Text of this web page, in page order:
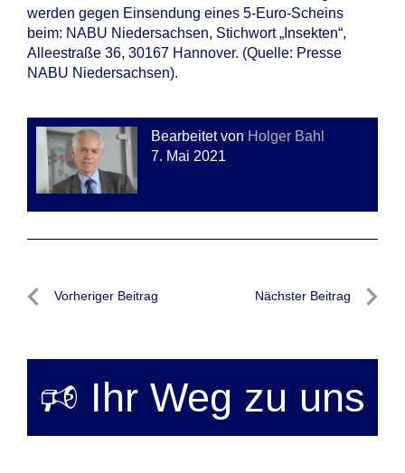
werden gegen Einsendung eines 5-Euro-Scheins
beim: NABU Niedersachsen, Stichwort „Insekten“,
Alleestraße 36, 30167 Hannover. (Quelle: Presse
NABU Niedersachsen).
Bearbeitet von Holger Bahl
7. Mai 2021
Beitragsnavigation
Vorheriger Beitrag Nächster Beitrag
🕫 Ihr Weg zu uns